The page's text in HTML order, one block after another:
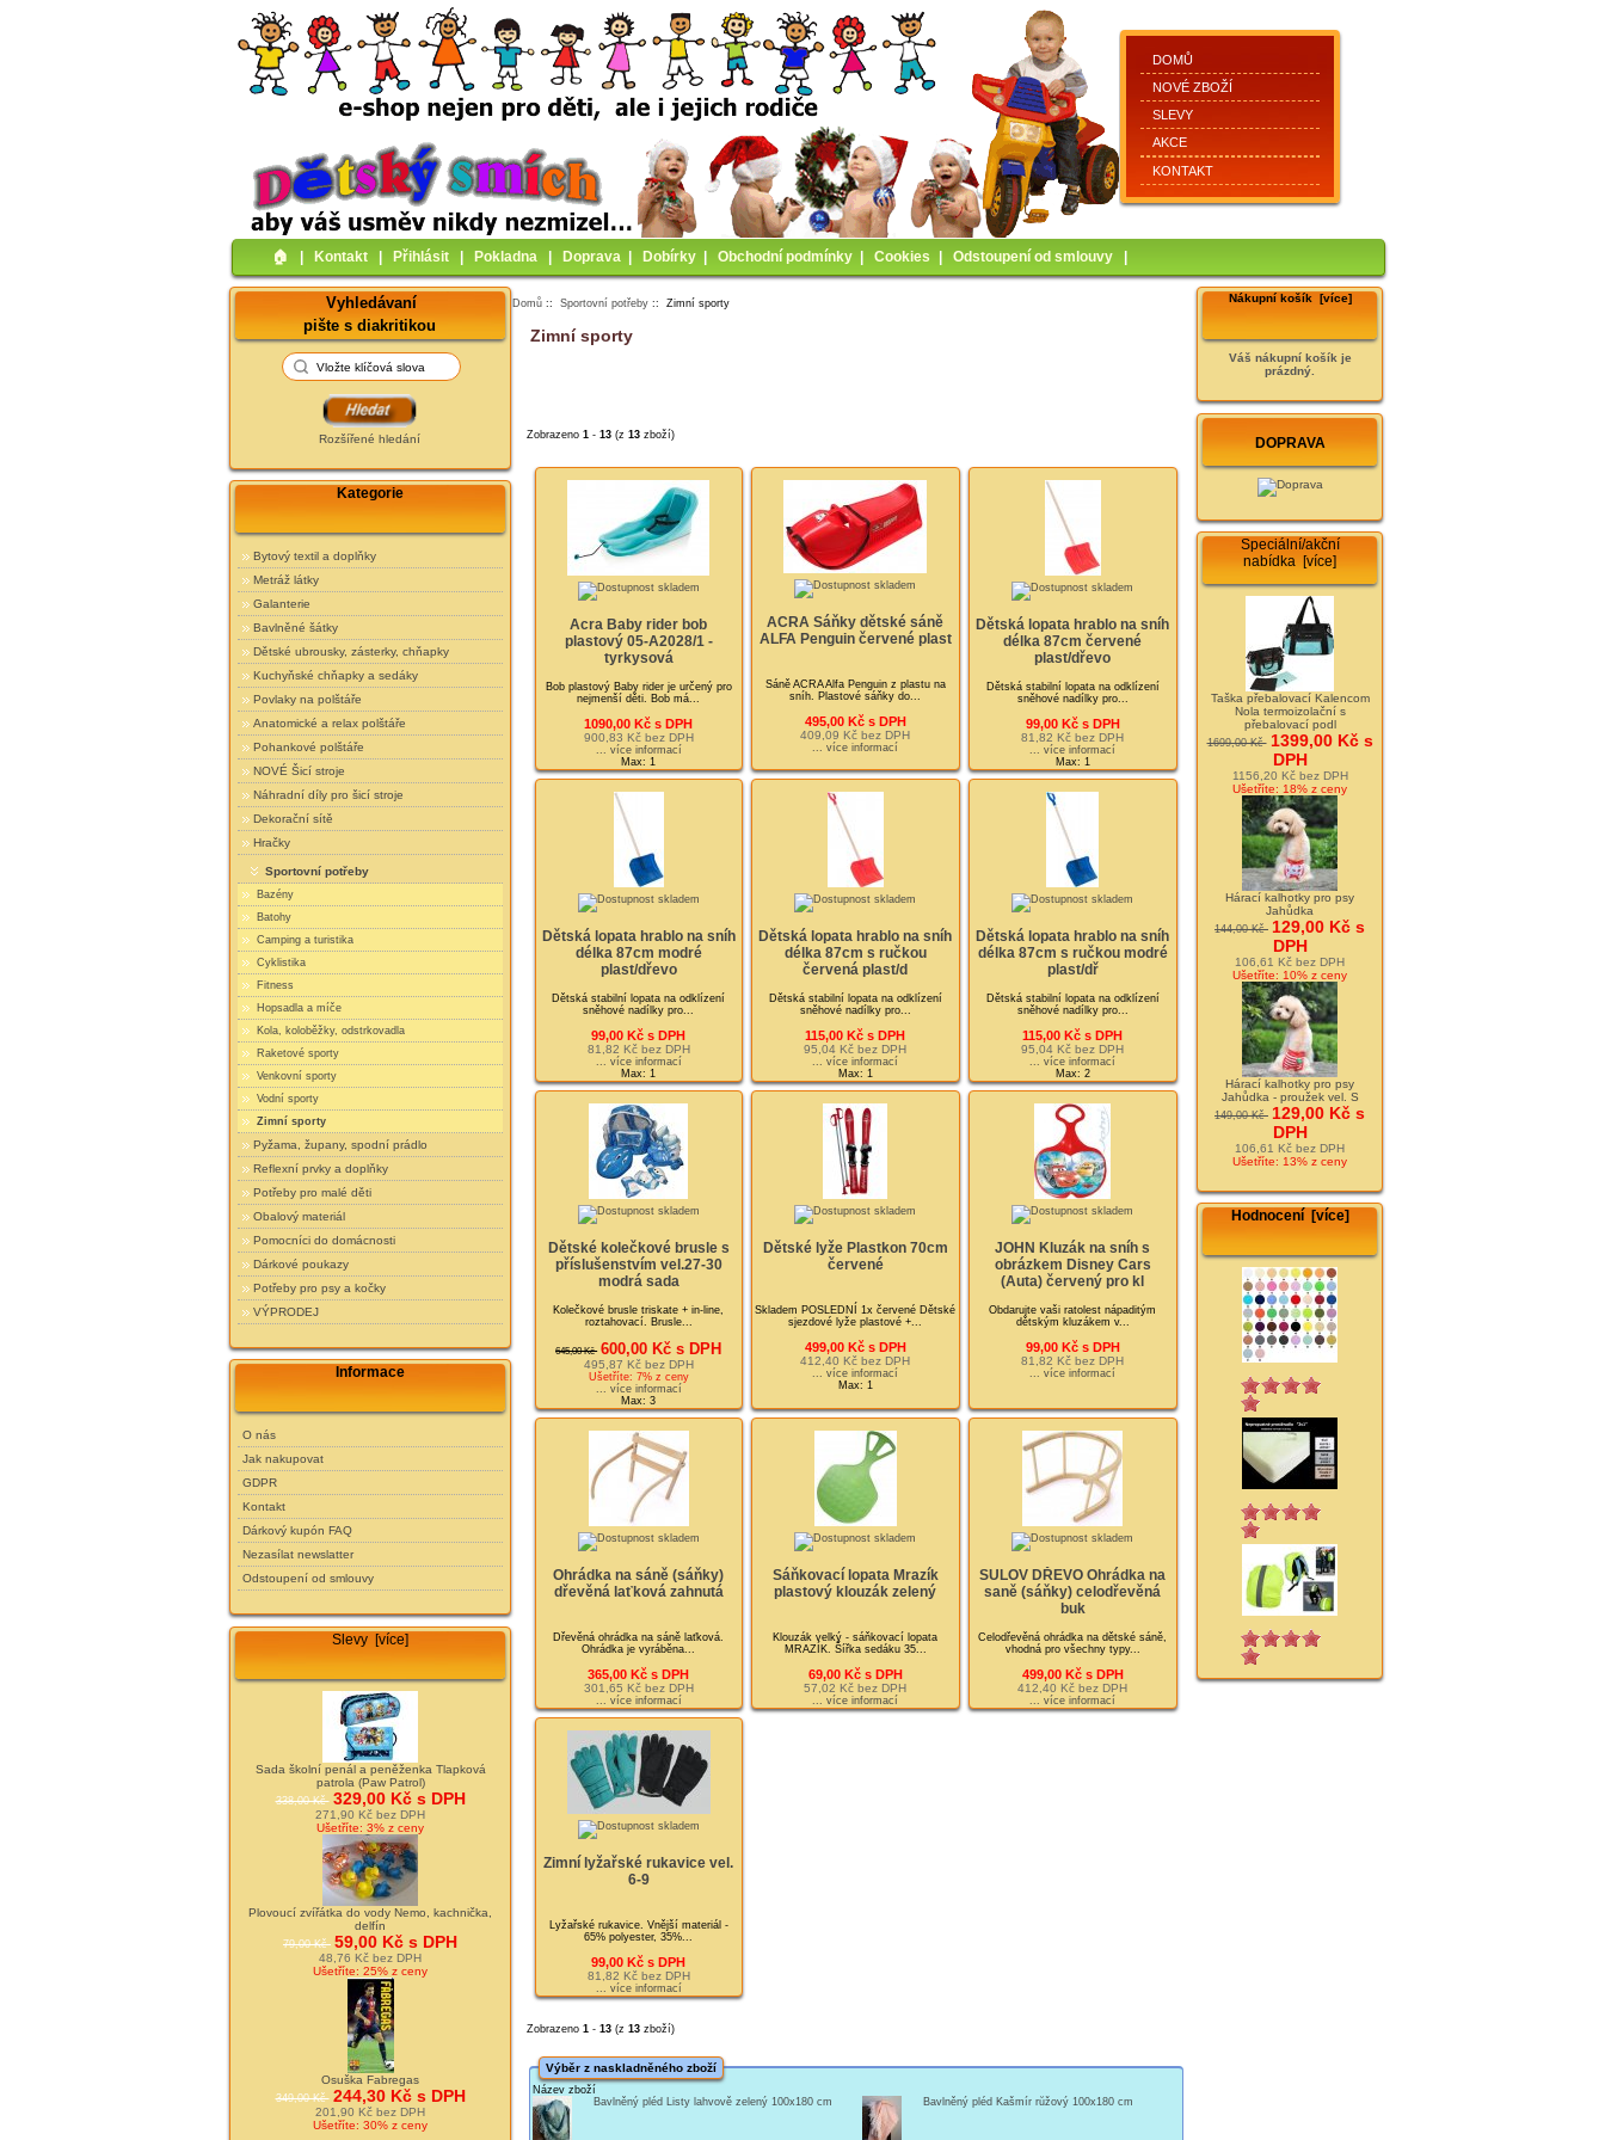
DOMŮ
NOVÉ ZBOŽÍ
SLEVY
AKCE
KONTAKT
🏠︎ Kontakt Přihlásit Pokladna Doprava Dobírky Obchodní podmínky Cookies Odstoupení od smlouvy
Vyhledávaní
pište s diakritikou
Rozšířené hledání
Kategorie
Bytový textil a doplňky
Metráž látky
Galanterie
Bavlněné šátky
Dětské ubrousky, zásterky, chňapky
Kuchyňské chňapky a sedáky
Povlaky na polštáře
Anatomické a relax polštáře
Pohankové polštáře
NOVÉ Šicí stroje
Náhradní díly pro šicí stroje
Dekorační sítě
Hračky
Sportovní potřeby
Bazény
Batohy
Camping a turistika
Cyklistika
Fitness
Hopsadla a míče
Kola, koloběžky, odstrkovadla
Raketové sporty
Venkovní sporty
Vodní sporty
Zimní sporty
Pyžama, župany, spodní prádlo
Reflexní prvky a doplňky
Potřeby pro malé děti
Obalový materiál
Pomocníci do domácnosti
Dárkové poukazy
Potřeby pro psy a kočky
VÝPRODEJ
Informace
O nás
Jak nakupovat
GDPR
Kontakt
Dárkový kupón FAQ
Nezasílat newslatter
Odstoupení od smlouvy
Slevy [více]
Sada školní penál a peněženka Tlapková
patrola (Paw Patrol)
338,00 Kč 329,00 Kč s DPH
271,90 Kč bez DPH
Ušetříte: 3% z ceny
Plovoucí zvířátka do vody Nemo, kachnička,
delfín
79,00 Kč 59,00 Kč s DPH
48,76 Kč bez DPH
Ušetříte: 25% z ceny
Osuška Fabregas
349,00 Kč 244,30 Kč s DPH
201,90 Kč bez DPH
Ušetříte: 30% z ceny
Domů ::Sportovní potřeby :: Zimní sporty
Zimní sporty
Zobrazeno 1 - 13(z 13zboží)
Acra Baby rider bob
plastový 05-A2028/1 -
tyrkysová
Bob plastový Baby rider je určený pro
nejmenší děti. Bob má...
1090,00 Kč s DPH
900,83 Kč bez DPH
... více informací
Max: 1
ACRA Sáňky dětské sáně
ALFA Penguin červené plast
Sáně ACRA Alfa Penguin z plastu na
sníh. Plastové sáňky do...
495,00 Kč s DPH
409,09 Kč bez DPH
... více informací
Dětská lopata hrablo na sníh
délka 87cm červené
plast/dřevo
Dětská stabilní lopata na odklízení
sněhové nadílky pro...
99,00 Kč s DPH
81,82 Kč bez DPH
... více informací
Max: 1
Dětská lopata hrablo na sníh
délka 87cm modré
plast/dřevo
Dětská stabilní lopata na odklízení
sněhové nadílky pro...
99,00 Kč s DPH
81,82 Kč bez DPH
... více informací
Max: 1
Dětská lopata hrablo na sníh
délka 87cm s ručkou
červená plast/d
Dětská stabilní lopata na odklízení
sněhové nadílky pro...
115,00 Kč s DPH
95,04 Kč bez DPH
... více informací
Max: 1
Dětská lopata hrablo na sníh
délka 87cm s ručkou modré
plast/dř
Dětská stabilní lopata na odklízení
sněhové nadílky pro...
115,00 Kč s DPH
95,04 Kč bez DPH
... více informací
Max: 2
Dětské kolečkové brusle s
příslušenstvím vel.27-30
modrá sada
Kolečkové brusle triskate + in-line,
roztahovací. Brusle...
645,00 Kč 600,00 Kč s DPH
495,87 Kč bez DPH
Ušetříte: 7% z ceny
... více informací
Max: 3
Dětské lyže Plastkon 70cm
červené
Skladem POSLEDNÍ 1x červené Dětské
sjezdové lyže plastové +...
499,00 Kč s DPH
412,40 Kč bez DPH
... více informací
Max: 1
JOHN Kluzák na sníh s
obrázkem Disney Cars
(Auta) červený pro kl
Obdarujte vaši ratolest nápaditým
dětským kluzákem v...
99,00 Kč s DPH
81,82 Kč bez DPH
... více informací
Ohrádka na sáně (sáňky)
dřevěná laťková zahnutá
Dřevěná ohrádka na sáně laťková.
Ohrádka je vyráběna...
365,00 Kč s DPH
301,65 Kč bez DPH
... více informací
Sáňkovací lopata Mrazík
plastový klouzák zelený
Klouzák velký - sáňkovací lopata
MRAZÍK. Šířka sedáku 35...
69,00 Kč s DPH
57,02 Kč bez DPH
... více informací
SULOV DŘEVO Ohrádka na
saně (sáňky) celodřevěná
buk
Celodřevěná ohrádka na dětské sáně,
vhodná pro všechny typy...
499,00 Kč s DPH
412,40 Kč bez DPH
... více informací
Zimní lyžařské rukavice vel.
6-9
Lyžařské rukavice. Vnější materiál -
65% polyester, 35%...
99,00 Kč s DPH
81,82 Kč bez DPH
... více informací
Zobrazeno 1 - 13(z 13zboží)
Výběr z naskladněného zboží
Název zboží
Bavlněný pléd Listy lahvově zelený 100x180 cm
Bavlněný pléd Kašmír růžový 100x180 cm
Nákupní košík [více]
Váš nákupní košík je
prázdný.
DOPRAVA
Speciální/akční
nabídka [více]
Taška přebalovací Kalencom
Nola termoizolační s
přebalovací podl
1699,00 Kč 1399,00 Kč s
DPH
1156,20 Kč bez DPH
Ušetříte: 18% z ceny
Hárací kalhotky pro psy
Jahůdka
144,00 Kč 129,00 Kč s
DPH
106,61 Kč bez DPH
Ušetříte: 10% z ceny
Hárací kalhotky pro psy
Jahůdka - proužek vel. S
149,00 Kč 129,00 Kč s
DPH
106,61 Kč bez DPH
Ušetříte: 13% z ceny
Hodnocení [více]